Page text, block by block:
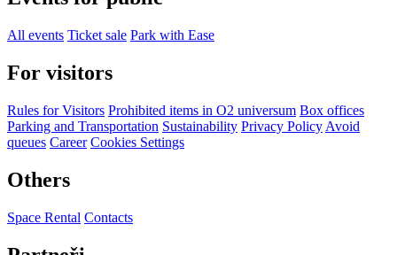
All events Ticket sale Park with Ease
For visitors
Rules for Visitors Prohibited items in O2 universum Box offices
Parking and Transportation Sustainability Privacy Policy Avoid
queues Career Cookies Settings
Others
Space Rental Contacts